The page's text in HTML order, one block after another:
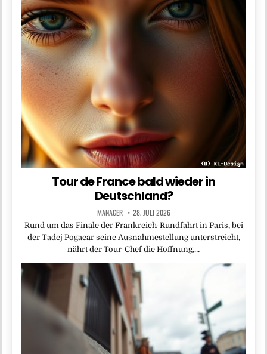
Tour de France bald wieder in
Deutschland?
MANAGER 28. JULI 2026
Rund um das Finale der Frankreich-Rundfahrt in Paris, bei
der Tadej Pogacar seine Ausnahmestellung unterstreicht,
nährt der Tour-Chef die Hoffnung,…